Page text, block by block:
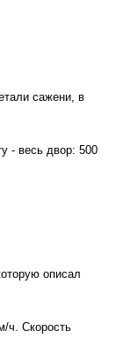
сажени, в
- весь двор: 500
описал
ч. Скорость